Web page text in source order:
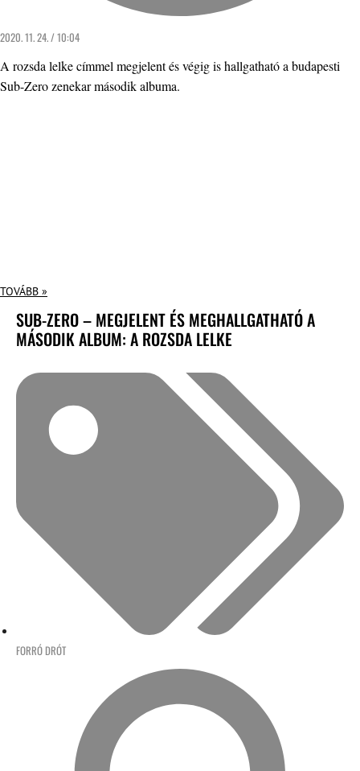
2020. 11. 24. / 10:04
A rozsda lelke címmel megjelent és végig is hallgatható a budapesti
Sub-Zero zenekar második albuma.
TOVÁBB »
SUB-ZERO – MEGJELENT ÉS MEGHALLGATHATÓ A
MÁSODIK ALBUM: A ROZSDA LELKE
FORRÓ DRÓT